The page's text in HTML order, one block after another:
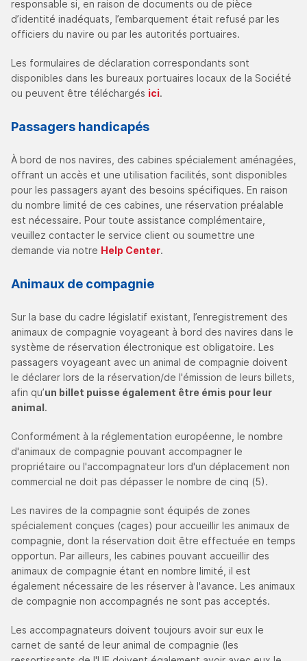
responsable si, en raison de documents ou de pièce
d’identité inadéquats, l’embarquement était refusé par les
officiers du navire ou par les autorités portuaires.
Les formulaires de déclaration correspondants sont
disponibles dans les bureaux portuaires locaux de la Société
ou peuvent être téléchargés ici.
Passagers handicapés
À bord de nos navires, des cabines spécialement aménagées,
offrant un accès et une utilisation facilités, sont disponibles
pour les passagers ayant des besoins spécifiques. En raison
du nombre limité de ces cabines, une réservation préalable
est nécessaire. Pour toute assistance complémentaire,
veuillez contacter le service client ou soumettre une
demande via notre Help Center.
Animaux de compagnie
Sur la base du cadre législatif existant, l’enregistrement des
animaux de compagnie voyageant à bord des navires dans le
système de réservation électronique est obligatoire. Les
passagers voyageant avec un animal de compagnie doivent
le déclarer lors de la réservation/de l'émission de leurs billets,
afin qu’un billet puisse également être émis pour leur
animal.
Conformément à la réglementation européenne, le nombre
d'animaux de compagnie pouvant accompagner le
propriétaire ou l'accompagnateur lors d'un déplacement non
commercial ne doit pas dépasser le nombre de cinq (5).
Les navires de la compagnie sont équipés de zones
spécialement conçues (cages) pour accueillir les animaux de
compagnie, dont la réservation doit être effectuée en temps
opportun. Par ailleurs, les cabines pouvant accueillir des
animaux de compagnie étant en nombre limité, il est
également nécessaire de les réserver à l'avance. Les animaux
de compagnie non accompagnés ne sont pas acceptés.
Les accompagnateurs doivent toujours avoir sur eux le
carnet de santé de leur animal de compagnie (les